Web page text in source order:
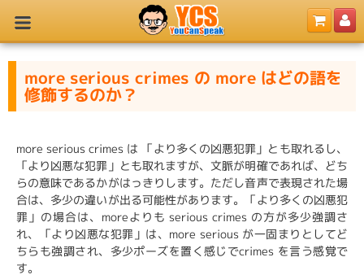
more serious crimes の more はどの語を
修飾するのか？
more serious crimes は 「より多くの凶悪犯罪」とも取れるし、
「より凶悪な犯罪」とも取れますが、文脈が明確であれば、どち
らの意味であるかがはっきりします。ただし音声で表現された場
合は、多少の違いが出る可能性があります。「より多くの凶悪犯
罪」の場合は、moreよりも serious crimes の方が多少強調さ
れ、「より凶悪な犯罪」は、more serious が一固まりとしてど
ちらも強調され、多少ポーズを置く感じでcrimes を言う感覚で
す。